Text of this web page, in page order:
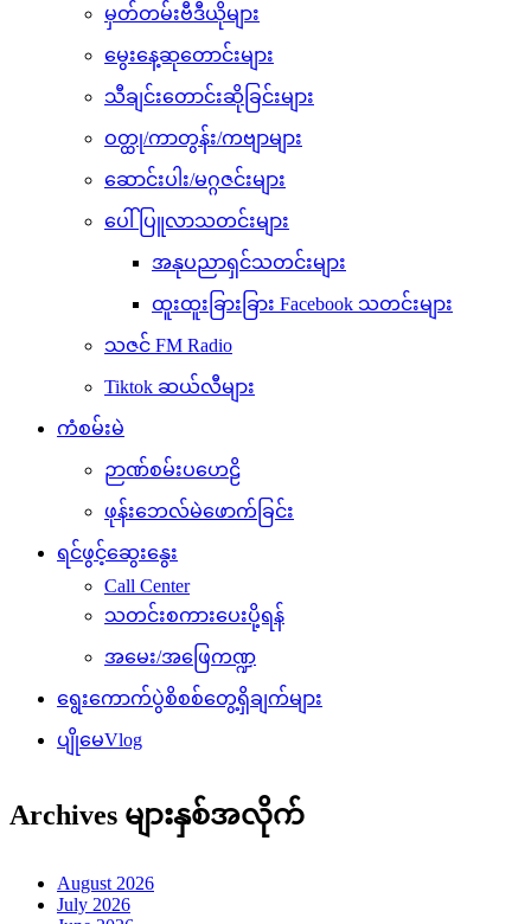
မှတ်တမ်းဗီဒီယိုများ
မွေးနေ့ဆုတောင်းများ
သီချင်းတောင်းဆိုခြင်းများ
ဝတ္ထု/ကာတွန်း/ကဗျာများ
ဆောင်းပါး/မဂ္ဂဇင်းများ
ပေါ်ပြူလာသတင်းများ
အနုပညာရှင်သတင်းများ
ထူးထူးခြားခြား Facebook သတင်းများ
သဇင် FM Radio
Tiktok ဆယ်လီများ
ကံစမ်းမဲ
ဉာဏ်စမ်းပဟေဠိ
ဖုန်းဘေလ်မဲဖောက်ခြင်း
ရင်ဖွင့်ဆွေးနွေး
Call Center
သတင်းစကားပေးပို့ရန်
အမေး/အဖြေကဏ္ဍ
ရွေးကောက်ပွဲစိစစ်တွေ့ရှိချက်များ
ပျိုမေVlog
Archives များနှစ်အလိုက်
August 2026
July 2026